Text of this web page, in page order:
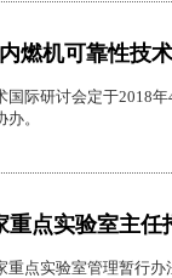
燃机可靠性技
国际研讨会定于2018
。
重点实验室主任
重点实验室管理暂行